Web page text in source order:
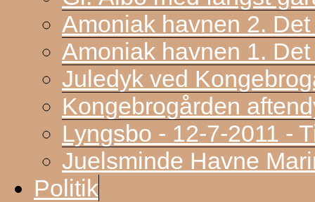
Amoniak havnen 2.
Amoniak havnen 1.
Juledyk ved
Kongebrogården
Lyngsbo - 12-7-2011 -
Juelsminde Havne
Politik